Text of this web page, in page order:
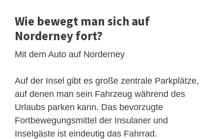
Wie bewegt man sich auf
Norderney fort?
Mit dem Auto auf Norderney
Auf der Insel gibt es große zentrale Parkplätze,
auf denen man sein Fahrzeug während des
Urlaubs parken kann. Das bevorzugte
Fortbewegungsmittel der Insulaner und
Inselgäste ist eindeutig das Fahrrad.